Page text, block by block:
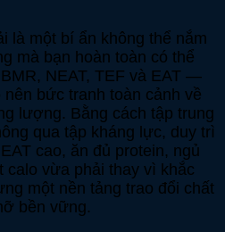
là một bí ẩn không thể nắm
mà bạn hoàn toàn có thể
NEAT, TEF và EAT —
nên bức tranh toàn cảnh về
lượng. Bằng cách tập trung
qua tập kháng lực, duy trì
cao, ăn đủ protein, ngủ
calo vừa phải thay vì khắc
một nền tảng trao đổi chất
bền vững.